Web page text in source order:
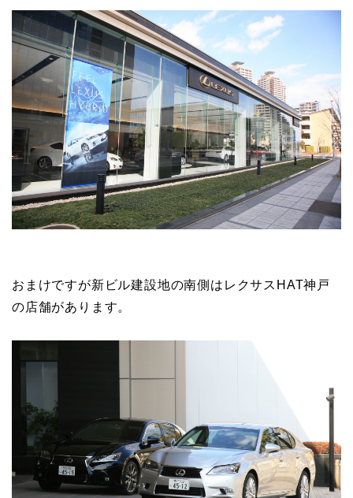
おまけですが新ビル建設地の南側はレクサスHAT神戸
の店舗があります。